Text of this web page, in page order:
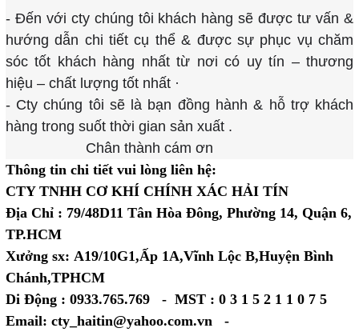
- Đến với cty chúng tôi khách hàng sẽ được tư vấn &
hướng dẫn chi tiết cụ thể & được sự phục vụ chăm
sóc tốt khách hàng nhất từ nơi có uy tín – thương
hiệu – chất lượng tốt nhất ·
- Cty chúng tôi sẽ là bạn đồng hành & hỗ trợ khách
hàng trong suốt thời gian sản xuất .
Chân thành cám ơn
Thông tin chi tiết vui lòng liên hệ:
CTY TNHH CƠ KHÍ CHÍNH XÁC HẢI TÍN
Địa Chỉ : 79/48D11 Tân Hòa Đông, Phường 14, Quận 6,
TP.HCM
Xưởng sx: A19/10G1,Ấp 1A,Vĩnh Lộc B,Huyện Bình
Chánh,TPHCM
Di Động : 0933.765.769 - MST : 0 3 1 5 2 1 1 0 7 5
Email: cty_haitin@yahoo.com.vn -